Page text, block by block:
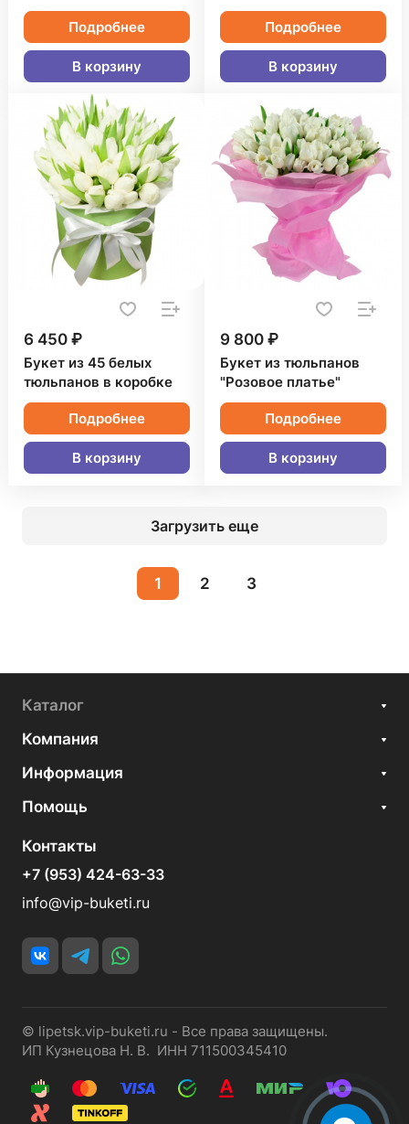
Подробнее
В корзину
Подробнее
В корзину
6 450 ₽
Букет из 45 белых
тюльпанов в коробке
Подробнее
В корзину
9 800 ₽
Букет из тюльпанов
"Розовое платье"
Подробнее
В корзину
Загрузить еще
1 2 3
Каталог
Компания
Информация
Помощь
Контакты
+7 (953) 424-63-33
info@vip-buketi.ru
© lipetsk.vip-buketi.ru - Все права защищены.
ИП Кузнецова Н. В. ИНН 711500345410